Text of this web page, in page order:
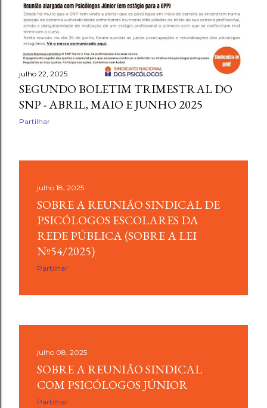
julho 22, 2025
SEGUNDO BOLETIM TRIMESTRAL DO
SNP - ABRIL, MAIO E JUNHO 2025
Partilhar
julho 18, 2025
SOBRE A REUNIÃO SINDICAL DE
PSICÓLOGOS ESCOLARES DA
REDE PÚBLICA (SOBRE A LEI
Nº54/2025)
Partilhar
julho 08, 2025
SOBRE A REUNIÃO SINDICAL
COM PSICÓLOGOS JÚNIOR
Partilhar